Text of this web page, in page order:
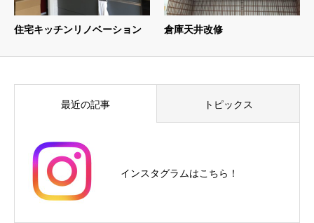
住宅キッチンリノベーション 倉庫天井改修
最近の記事 トピックス
インスタグラムはこちら！